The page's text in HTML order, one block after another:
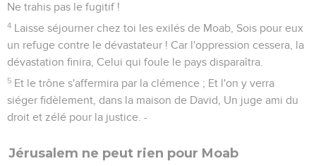
11 Ta magnificence est descendue dans le séjour des morts,
Avec le son de tes luths ; Sous toi est une couche de vers, Et
les vers sont ta couverture.
12 Te voilà tombé du ciel, Astre brillant, fils de l'aurore ! Tu es
abattu à terre, Toi, le vainqueur des nations !
13 Tu disais en ton coeur : Je monterai au ciel, J'élèverai mon
trône au-dessus des étoiles de Dieu ; Je m'assiérai sur la
14
Je monterai sur le sommet des nues, Je serai semblable